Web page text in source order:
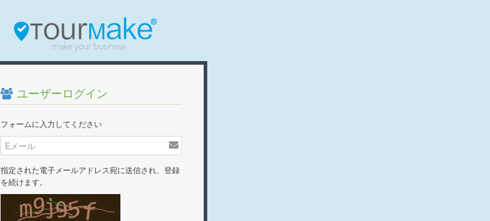
ユーザーログイン
フォームに入力してください
指定された電子メールアドレス宛に送信され、登録
を続けます。